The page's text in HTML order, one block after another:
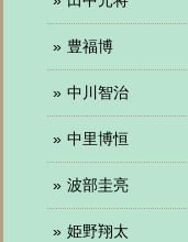
豊福博
中川智治
中里博恒
波部圭亮
姫野翔太